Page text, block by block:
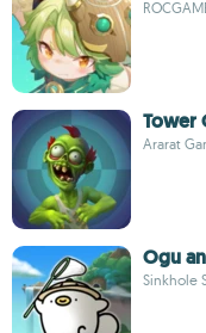
Tower
Ararat
Ogu
Sinkhole